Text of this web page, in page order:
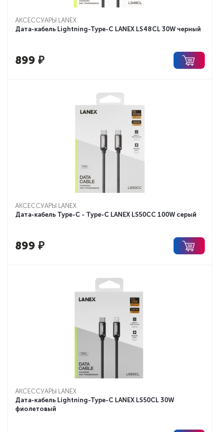
АКСЕССУАРЫ LANEX
Дата-кабель Lightning-Type-C LANEX LS48CL 30W черный
899 ₽
АКСЕССУАРЫ LANEX
Дата-кабель Type-C - Type-C LANEX LS50CC 100W серый
899 ₽
АКСЕССУАРЫ LANEX
Дата-кабель Lightning-Type-C LANEX LS50CL 30W
фиолетовый